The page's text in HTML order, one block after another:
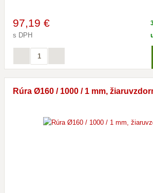
97,19 €
s DPH
Rúra Ø160 / 1000 / 1 mm,